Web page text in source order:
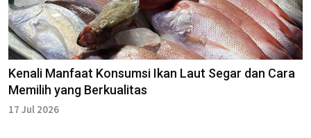
Kenali Manfaat Konsumsi Ikan Laut Segar dan Cara
Memilih yang Berkualitas
17 Jul 2026